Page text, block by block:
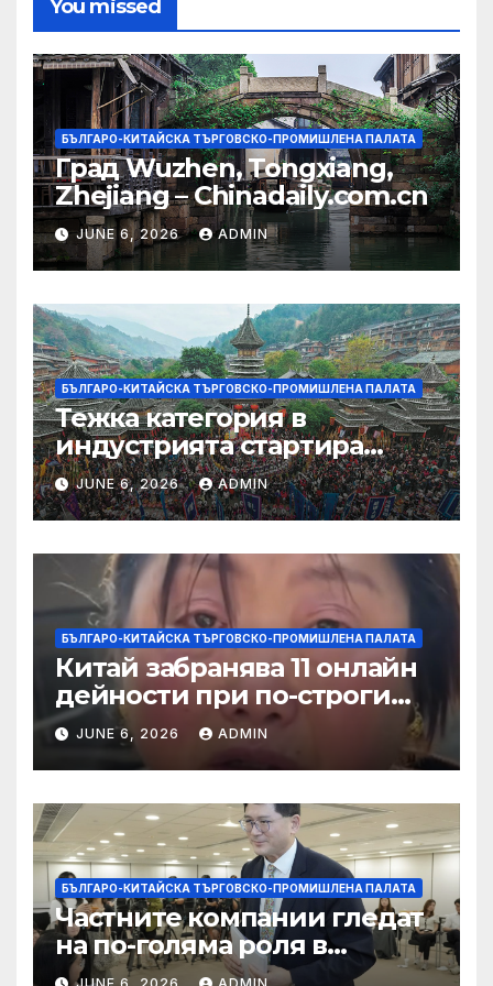
You missed
БЪЛГАРО-КИТАЙСКА ТЪРГОВСКО-ПРОМИШЛЕНА ПАЛАТА
Град Wuzhen, Tongxiang,
Zhejiang – Chinadaily.com.cn
JUNE 6, 2026 ADMIN
БЪЛГАРО-КИТАЙСКА ТЪРГОВСКО-ПРОМИШЛЕНА ПАЛАТА
Тежка категория в
индустрията стартира
алианс за космическа
слънчева енергия
JUNE 6, 2026 ADMIN
БЪЛГАРО-КИТАЙСКА ТЪРГОВСКО-ПРОМИШЛЕНА ПАЛАТА
Китай забранява 11 онлайн
дейности при по-строги
правила за ограничаване на
слуховете и
кибернасилниците
JUNE 6, 2026 ADMIN
БЪЛГАРО-КИТАЙСКА ТЪРГОВСКО-ПРОМИШЛЕНА ПАЛАТА
Частните компании гледат
на по-голяма роля в
стратегическата